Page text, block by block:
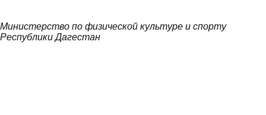
Министерство по физической культуре и спорту
Республики Дагестан